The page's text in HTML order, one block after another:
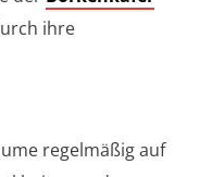
ihre
regelmäßig auf